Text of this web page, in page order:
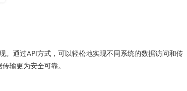
通过API方式，可以轻松地实现不同系统的数据访问和传
输更为安全可靠。